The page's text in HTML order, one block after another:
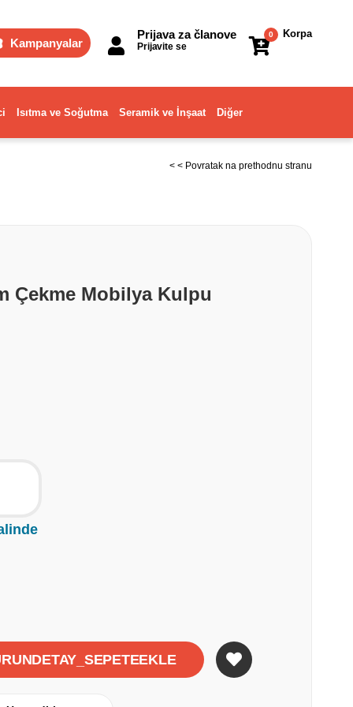
Kampanyalar
Korpa
0
Prijava za članove
Prijavite se
Isıtma ve Soğutma Seramik ve İnşaat Diğer
< < Povratak na prethodnu stranu
Çekme Mobilya Kulpu